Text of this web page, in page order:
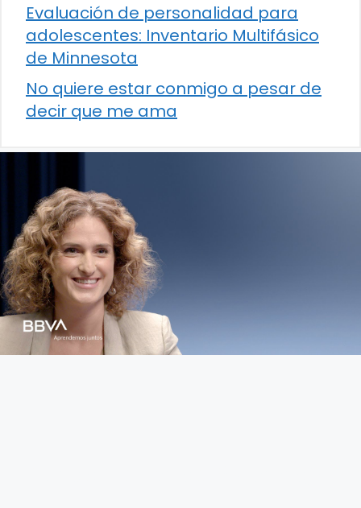
Evaluación de personalidad para
adolescentes: Inventario Multifásico
de Minnesota
No quiere estar conmigo a pesar de
decir que me ama